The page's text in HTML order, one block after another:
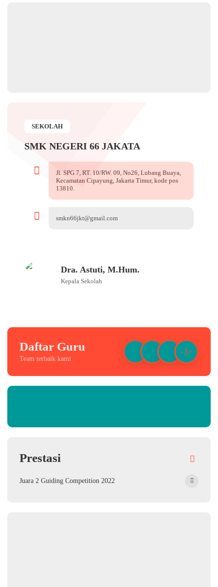
SEKOLAH
SMK NEGERI 66 JAKATA
Jl. SPG 7, RT. 10/RW. 09, No26, Lubang Buaya,
Kecamatan Cipayung, Jakarta Timur, kode pos
13810.
smkn66jkt@gmail.com
Dra. Astuti, M.Hum.
Kepala Sekolah
Daftar Guru
Team terbaik kami
-3+
Prestasi
Juara 2 Guiding Competition 2022